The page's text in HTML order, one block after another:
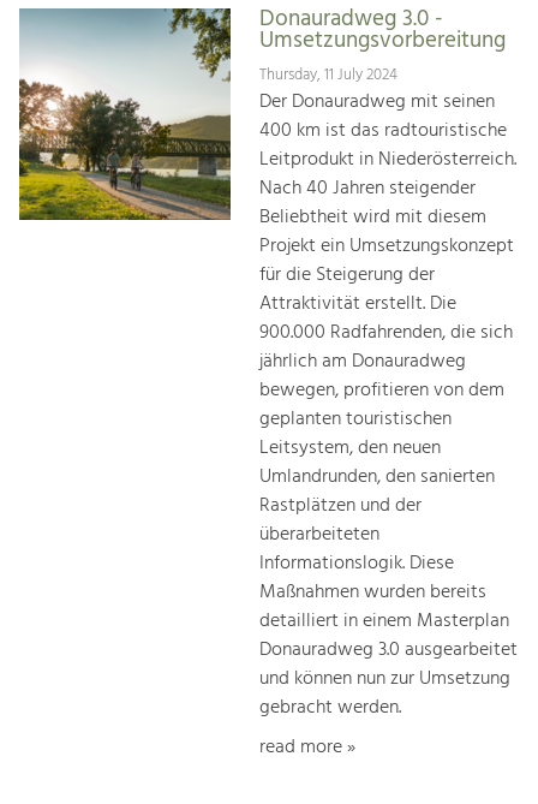
Donauradweg 3.0 -
Umsetzungsvorbereitung
Thursday, 11 July 2024
Der Donauradweg mit seinen
400 km ist das radtouristische
Leitprodukt in Niederösterreich.
Nach 40 Jahren steigender
Beliebtheit wird mit diesem
Projekt ein Umsetzungskonzept
für die Steigerung der
Attraktivität erstellt. Die
900.000 Radfahrenden, die sich
jährlich am Donauradweg
bewegen, profitieren von dem
geplanten touristischen
Leitsystem, den neuen
Umlandrunden, den sanierten
Rastplätzen und der
überarbeiteten
Informationslogik. Diese
Maßnahmen wurden bereits
detailliert in einem Masterplan
Donauradweg 3.0 ausgearbeitet
und können nun zur Umsetzung
gebracht werden.
read more »